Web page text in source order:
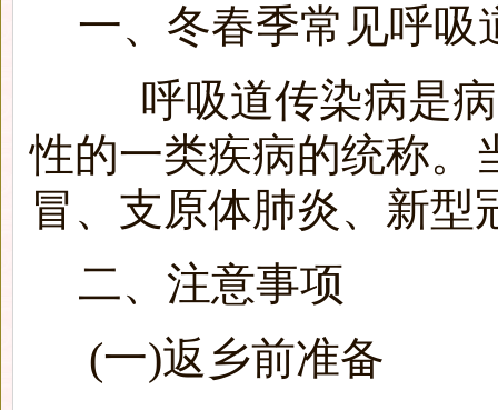
一、冬春季常见呼吸
呼吸道传染病是病
性的一类疾病的统称。
冒、支原体肺炎、新型
二、注意事项
(一)返乡前准备